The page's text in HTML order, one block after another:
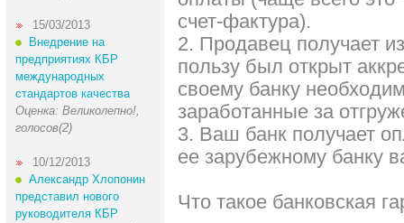
15/03/2013
Внедрение на
предприятиях КБР
международных
стандартов качества
Оценка: Великолепно!,
голосов(2)
10/12/2013
Александр Хлопонин
представил нового
руководителя КБР
счет-фактура).
2. Продавец получает
пользу был открыт
своему банку
заработанные за
3. Ваш банк получает
ее зарубежному банку
Что такое банковская